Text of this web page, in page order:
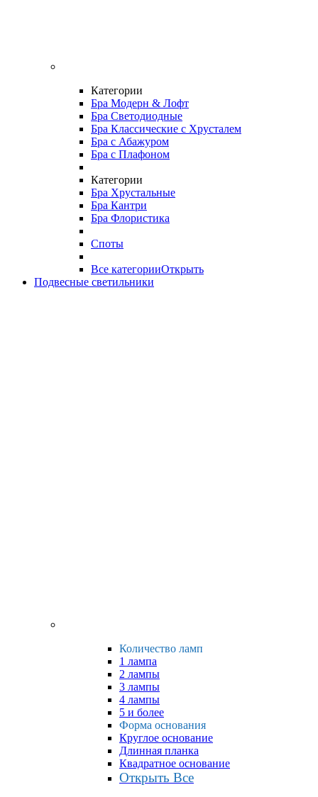
Категории
Бра Модерн & Лофт
Бра Светодиодные
Бра Классические с Хрусталем
Бра с Абажуром
Бра с Плафоном
Категории
Бра Хрустальные
Бра Кантри
Бра Флористика
Споты
Все категорииОткрыть
Подвесные светильники
Количество ламп
1 лампа
2 лампы
3 лампы
4 лампы
5 и более
Форма основания
Круглое основание
Длинная планка
Квадратное основание
Открыть Все